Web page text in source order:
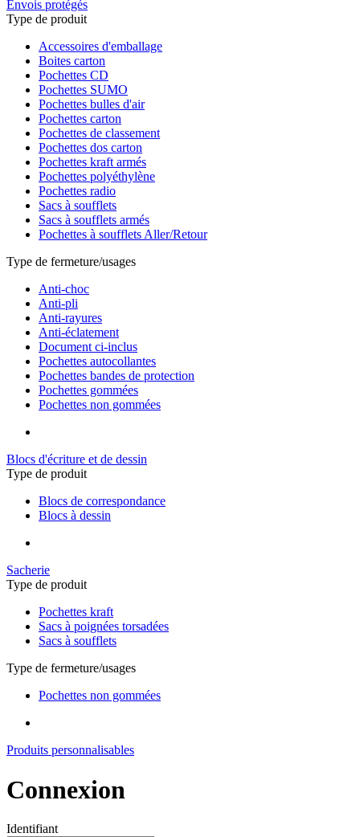
Envois protégés
Type de produit
Accessoires d'emballage
Boites carton
Pochettes CD
Pochettes SUMO
Pochettes bulles d'air
Pochettes carton
Pochettes de classement
Pochettes dos carton
Pochettes kraft armés
Pochettes polyéthylène
Pochettes radio
Sacs à soufflets
Sacs à soufflets armés
Pochettes à soufflets Aller/Retour
Type de fermeture/usages
Anti-choc
Anti-pli
Anti-rayures
Anti-éclatement
Document ci-inclus
Pochettes autocollantes
Pochettes bandes de protection
Pochettes gommées
Pochettes non gommées
Blocs d'écriture et de dessin
Type de produit
Blocs de correspondance
Blocs à dessin
Sacherie
Type de produit
Pochettes kraft
Sacs à poignées torsadées
Sacs à soufflets
Type de fermeture/usages
Pochettes non gommées
Produits personnalisables
Connexion
Identifiant